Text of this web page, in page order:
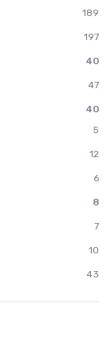
189
197
40
47
40
5
12
6
8
7
10
43